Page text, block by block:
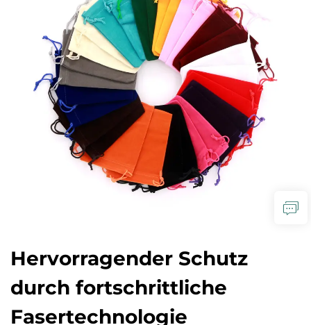
Hervorragender Schutz
durch fortschrittliche
Fasertechnologie